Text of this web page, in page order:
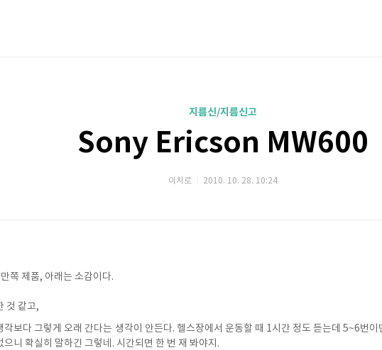
지름신/지름신고
Sony Ericson MW600
이치로 2010. 10. 28. 10:24
쪽 제품, 아래는 소감이다.
것 같고,
각보다 그렇게 오래 간다는 생각이 안든다. 헬스장에서 운동할 때 1시간 정도 듣는데 5~6번이
으니 확실히 말하긴 그렇네. 시간되면 한 번 재 봐야지.